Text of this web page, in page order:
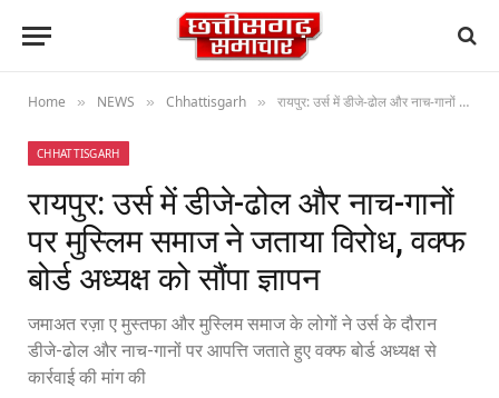
Home » NEWS » Chhattisgarh » रायपुर: उर्स में डीजे-ढोल और नाच-गानों पर मुस्लिम समाज ने जताया विरोध, वक्फ बोर्ड अध्यक्ष को सौंपा ज्ञापन
CHHATTISGARH
रायपुर: उर्स में डीजे-ढोल और नाच-गानों
पर मुस्लिम समाज ने जताया विरोध, वक्फ
बोर्ड अध्यक्ष को सौंपा ज्ञापन
जमाअत रज़ा ए मुस्तफा और मुस्लिम समाज के लोगों ने उर्स के दौरान
डीजे-ढोल और नाच-गानों पर आपत्ति जताते हुए वक्फ बोर्ड अध्यक्ष से
कार्रवाई की मांग की